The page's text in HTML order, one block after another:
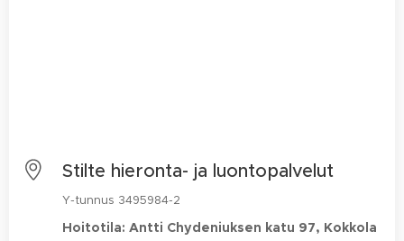
Stilte hieronta- ja luontopalvelut
Y-tunnus 3495984-2
Hoitotila: Antti Chydeniuksen katu 97, Kokkola